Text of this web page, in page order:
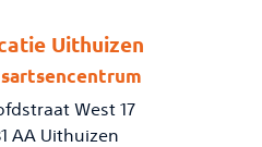
Uithuizen
West 17
AA Uithuizen